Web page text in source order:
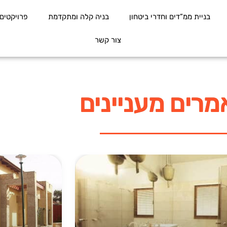
בניית ממ”דים וחדרי ביטחון בניה קלה ומתקדמת פרויקטים
צור קשר
מעניינים